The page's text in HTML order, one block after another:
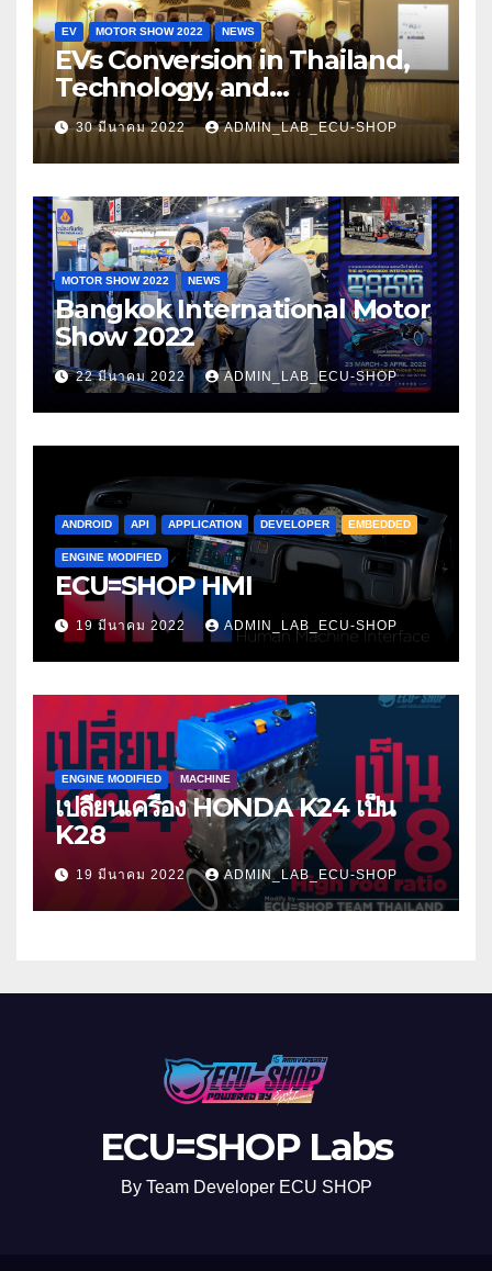
EV MOTOR SHOW 2022 NEWS
EVs Conversion in Thailand,
Technology, and
Opportunities 2022
30 มีนาคม 2022 ADMIN_LAB_ECU-SHOP
MOTOR SHOW 2022 NEWS
Bangkok International Motor
Show 2022
22 มีนาคม 2022 ADMIN_LAB_ECU-SHOP
ANDROID API APPLICATION DEVELOPER EMBEDDED
ENGINE MODIFIED
ECU=SHOP HMI
19 มีนาคม 2022 ADMIN_LAB_ECU-SHOP
ENGINE MODIFIED MACHINE
เปลี่ยนเครื่อง HONDA K24 เป็น
K28
19 มีนาคม 2022 ADMIN_LAB_ECU-SHOP
ECU=SHOP Labs
By Team Developer ECU SHOP